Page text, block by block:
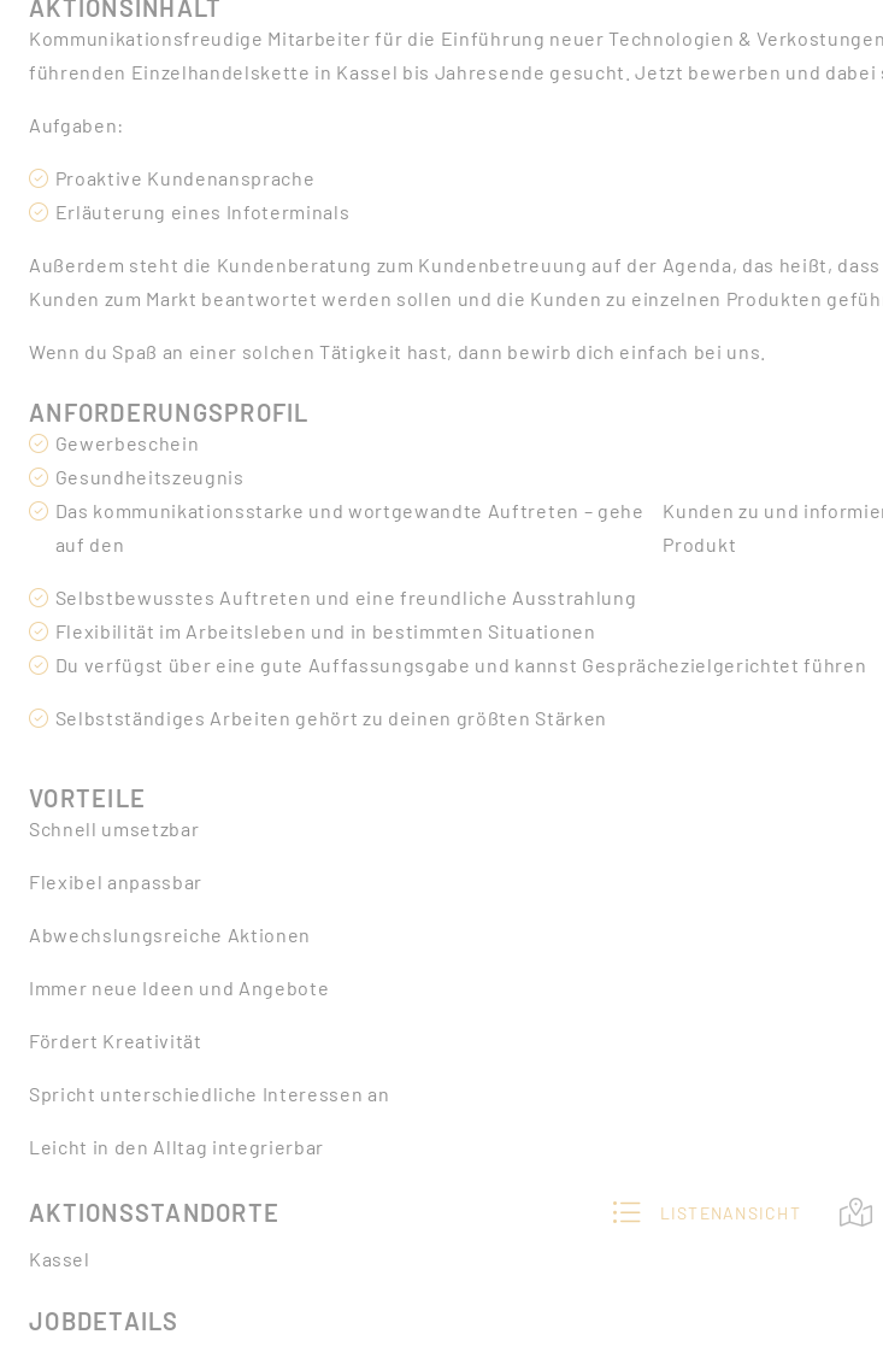
AKTIONSINHALT
Kommunikationsfreudige Mitarbeiter für die Einführung neuer Technologien &
führenden Einzelhandelskette in Kassel bis Jahresende gesucht. Jetzt bewerben und dabei
Aufgaben:
Proaktive Kundenansprache
Erläuterung eines Infoterminals
Außerdem steht die Kundenberatung zum Kundenbetreuung auf der Agenda, das heißt, dass
Kunden zum Markt beantwortet werden sollen und die Kunden zu einzelnen Produkten
Wenn du Spaß an einer solchen Tätigkeit hast, dann bewirb dich einfach bei uns.
ANFORDERUNGSPROFIL
Gewerbeschein
Gesundheitszeugnis
Das kommunikationsstarke und wortgewandte Auftreten – gehe
auf den
Kunden zu und
Produkt
Selbstbewusstes Auftreten und eine freundliche Ausstrahlung
Flexibilität im Arbeitsleben und in bestimmten Situationen
Du verfügst über eine gute Auffassungsgabe und kannst Gesprächezielgerichtet führen
Selbstständiges Arbeiten gehört zu deinen größten Stärken
VORTEILE
Schnell umsetzbar
Flexibel anpassbar
Abwechslungsreiche Aktionen
Immer neue Ideen und Angebote
Fördert Kreativität
Spricht unterschiedliche Interessen an
Leicht in den Alltag integrierbar
AKTIONSSTANDORTE LISTENANSICHT
Kassel
JOBDETAILS